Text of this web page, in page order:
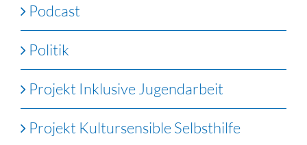
Podcast
Politik
Projekt Inklusive Jugendarbeit
Projekt Kultursensible Selbsthilfe